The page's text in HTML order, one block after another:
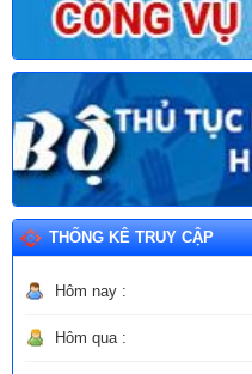
THỐNG KÊ TRUY CẬP
Hôm nay :
Hôm qua :